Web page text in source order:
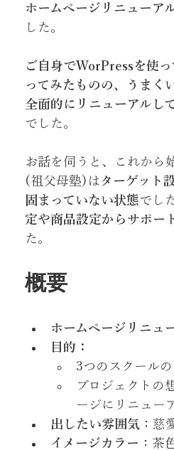
ホームページリニューア
した。
ご自身でWorPressを使
ってみたものの、うまく
全面的にリニューアルし
でした。
お話を伺うと、これから
(祖父母塾)は ターゲット
固まっていない状態でし
定や商品設定からサポー
た。
概要
ホームページリニュ
目的：
3つのスクール
プロジェクトの
ージにリニュー
出したい雰囲気 ：慈
イメージカラー ：茶